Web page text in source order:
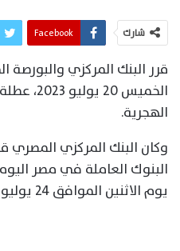
شارك Facebook
قرر البنك المركزي والبورصة
الخميس
الهجرية.
وكان البنك المركزي المصري
البنوك العاملة في مصر
يوم الاثنين الموافق 24 يوليو 2023.